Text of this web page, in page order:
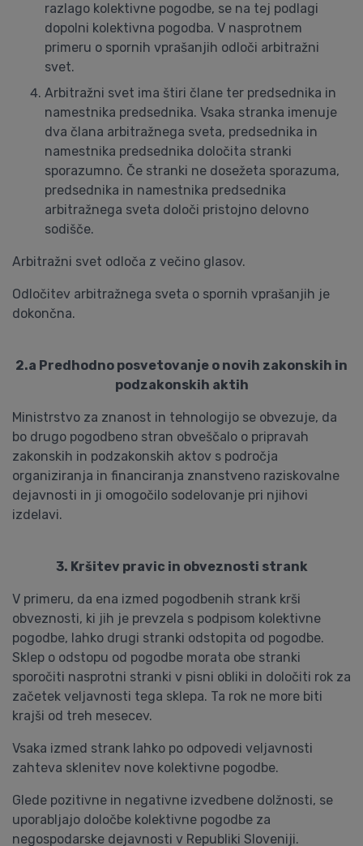
razlago kolektivne pogodbe, se na tej podlagi
dopolni kolektivna pogodba. V nasprotnem
primeru o spornih vprašanjih odloči arbitražni
svet.
Arbitražni svet ima štiri člane ter predsednika in
namestnika predsednika. Vsaka stranka imenuje
dva člana arbitražnega sveta, predsednika in
namestnika predsednika določita stranki
sporazumno. Če stranki ne dosežeta sporazuma,
predsednika in namestnika predsednika
arbitražnega sveta določi pristojno delovno
sodišče.
Arbitražni svet odloča z večino glasov.
Odločitev arbitražnega sveta o spornih vprašanjih je
dokončna.
2.a Predhodno posvetovanje o novih zakonskih in
podzakonskih aktih
Ministrstvo za znanost in tehnologijo se obvezuje, da
bo drugo pogodbeno stran obveščalo o pripravah
zakonskih in podzakonskih aktov s področja
organiziranja in financiranja znanstveno raziskovalne
dejavnosti in ji omogočilo sodelovanje pri njihovi
izdelavi.
3. Kršitev pravic in obveznosti strank
V primeru, da ena izmed pogodbenih strank krši
obveznosti, ki jih je prevzela s podpisom kolektivne
pogodbe, lahko drugi stranki odstopita od pogodbe.
Sklep o odstopu od pogodbe morata obe stranki
sporočiti nasprotni stranki v pisni obliki in določiti rok za
začetek veljavnosti tega sklepa. Ta rok ne more biti
krajši od treh mesecev.
Vsaka izmed strank lahko po odpovedi veljavnosti
zahteva sklenitev nove kolektivne pogodbe.
Glede pozitivne in negativne izvedbene dolžnosti, se
uporabljajo določbe kolektivne pogodbe za
negospodarske dejavnosti v Republiki Sloveniji.